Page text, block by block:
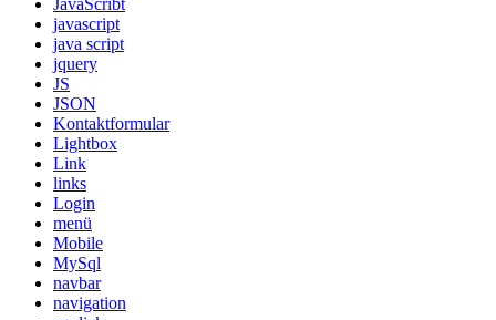
javascript
java script
jquery
JS
JSON
Kontaktformular
Lightbox
Link
links
Login
menü
Mobile
MySql
navbar
navigation